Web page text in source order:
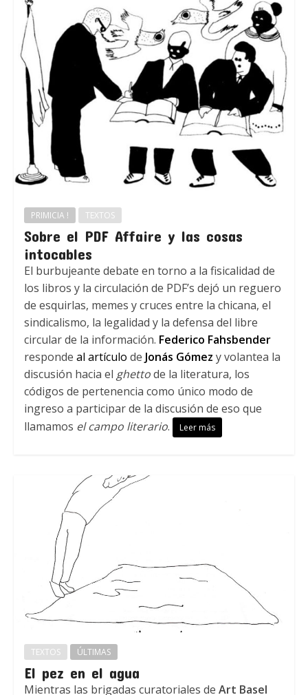
PRIMICIA ! TEXTOS
Sobre el PDF Affaire y las cosas
intocables
El burbujeante debate en torno a la fisicalidad de
los libros y la circulación de PDF’s dejó un reguero
de esquirlas, memes y cruces entre la chicana, el
sindicalismo, la legalidad y la defensa del libre
circular de la información. Federico Fahsbender
responde al artículo de Jonás Gómez y volantea la
discusión hacia el ghettode la literatura, los
códigos de pertenencia como único modo de
ingreso a participar de la discusión de eso que
llamamos el campo literario. Leer más
TEXTOS ÚLTIMAS
El pez en el agua
Mientras las brigadas curatoriales de Art Basel